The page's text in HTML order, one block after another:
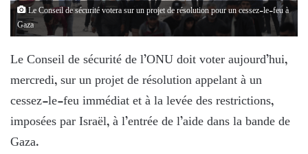
Le Conseil de sécurité votera sur un projet de résolution pour un cessez-le-feu à
Gaza
Le Conseil de sécurité de l’ONU doit voter aujourd’hui,
mercredi, sur un projet de résolution appelant à un
cessez-le-feu immédiat et à la levée des restrictions,
imposées par Israël, à l’entrée de l’aide dans la bande de
Gaza.